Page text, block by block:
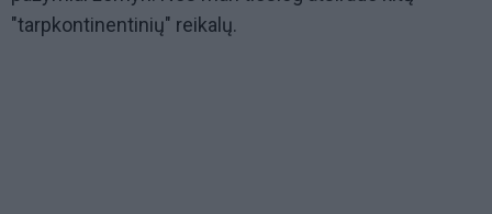
"tarpkontinentinių" reikalų.